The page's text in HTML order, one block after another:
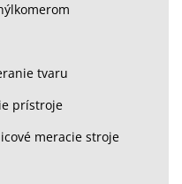
tvaru
prístroje
meracie stroje